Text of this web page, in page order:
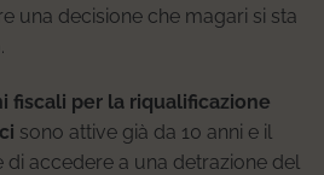
una decisione che magari si sta
fiscali per la riqualificazione
sono attive già da 10 anni e il
di accedere a una detrazione del